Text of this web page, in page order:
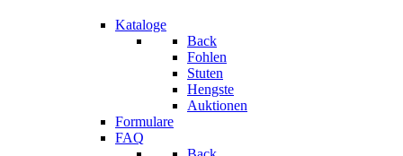
Kataloge
Back
Fohlen
Stuten
Hengste
Auktionen
Formulare
FAQ